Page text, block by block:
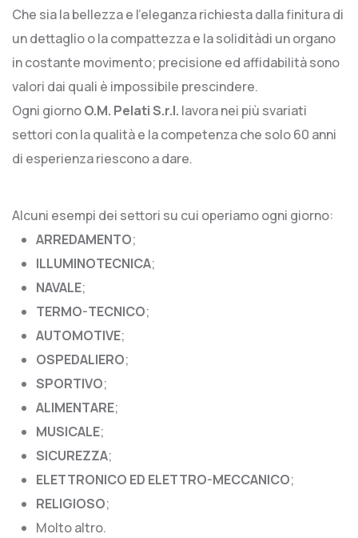
Che sia la bellezza e l’eleganza richiesta dalla finitura di
un dettaglio o la compattezza e la soliditàdi un organo
in costante movimento; precisione ed affidabilità sono
valori dai quali è impossibile prescindere.
Ogni giornoO.M. Pelati S.r.l. lavora nei più svariati
settori con la qualità e la competenza che solo 60 anni
di esperienza riescono a dare.
Alcuni esempi dei settori su cui operiamo ogni giorno:
ARREDAMENTO;
ILLUMINOTECNICA;
NAVALE;
TERMO-TECNICO;
AUTOMOTIVE;
OSPEDALIERO;
SPORTIVO;
ALIMENTARE;
MUSICALE;
SICUREZZA;
ELETTRONICO ED ELETTRO-MECCANICO;
RELIGIOSO;
Molto altro.